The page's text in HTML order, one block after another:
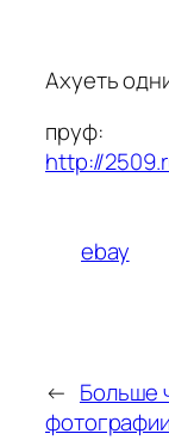
Ахуеть
пруф:
http://
ebay
← Больше
фотографии